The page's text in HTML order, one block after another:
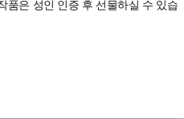
품은 성인 인증 후 선물하실 수 있습